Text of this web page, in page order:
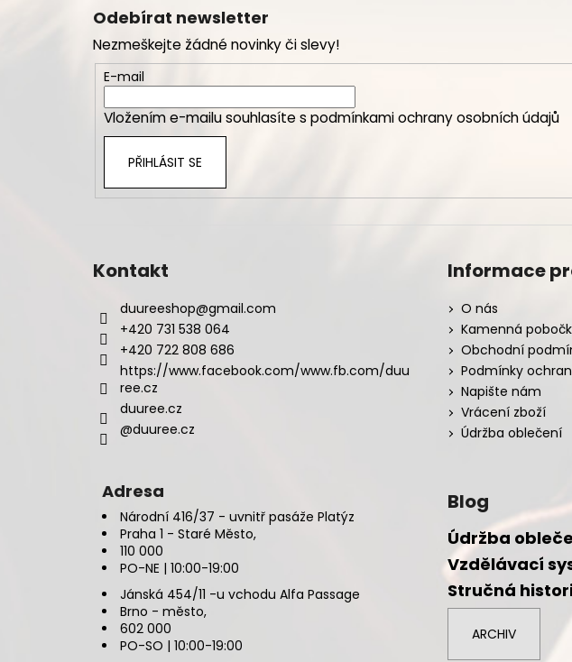
Odebírat newsletter
Nezmeškejte žádné novinky či slevy!
E-mail
Vložením e-mailu souhlasíte s podmínkami ochrany osobních údajů
PŘIHLÁSIT SE
Kontakt
duureeshop@gmail.com
+420 731 538 064
+420 722 808 686
https://www.facebook.com/www.fb.com/duu
ree.cz
duuree.cz
@duuree.cz
Informace
O nás
Kamenná
Obchodní
Podmínky
Napište nám
Vrácení zboží
Údržba oblečení
Adresa
Národní 416/37 - uvnitř pasáže Platýz
Praha 1 - Staré Město,
110 000
PO-NE | 10:00-19:00
Jánská 454/11 -u vchodu Alfa Passage
Brno - město,
602 000
PO-SO | 10:00-19:00
Blog
Údržba
Vzdělávací
Stručná
ARCHIV